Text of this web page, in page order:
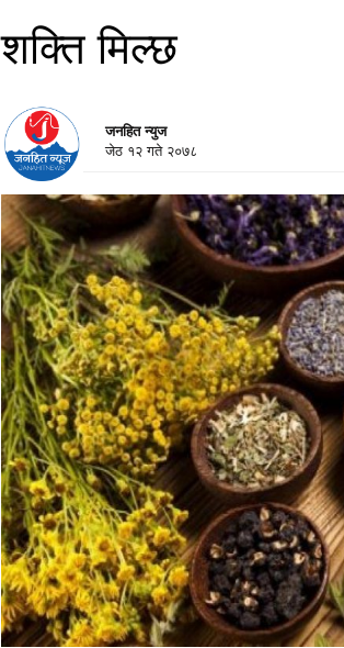
शक्ति मिल्छ
जनहित न्युज
जेठ १२ गते २०७८